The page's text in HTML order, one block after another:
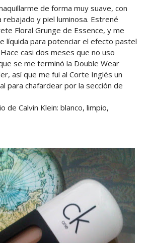
de forma muy suave, con
y piel luminosa. Estrené
Floral Grunge de Essence, y me
líquida para potenciar el efecto pastel
casi dos meses que no uso
se me terminó la Double Wear
así que me fui al Corte Inglés un
para chafardear por la sección de
de Calvin Klein: blanco, limpio,